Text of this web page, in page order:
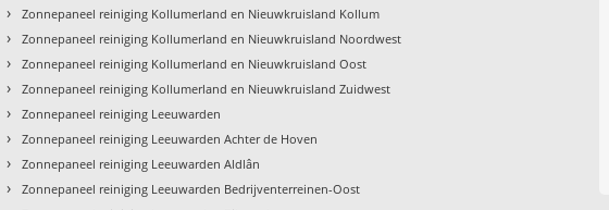
› Zonnepaneel reiniging Kollumerland en Nieuwkruisland Kollum
› Zonnepaneel reiniging Kollumerland en Nieuwkruisland Noordwest
› Zonnepaneel reiniging Kollumerland en Nieuwkruisland Oost
› Zonnepaneel reiniging Kollumerland en Nieuwkruisland Zuidwest
› Zonnepaneel reiniging Leeuwarden
› Zonnepaneel reiniging Leeuwarden Achter de Hoven
› Zonnepaneel reiniging Leeuwarden Aldlân
› Zonnepaneel reiniging Leeuwarden Bedrijventerreinen-Oost